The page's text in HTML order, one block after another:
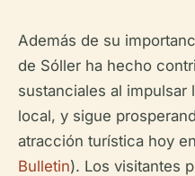
Además de su
de Sóller ha hecho
sustanciales al
local, y sigue
atracción turística hoy
Bulletin). Los visitantes